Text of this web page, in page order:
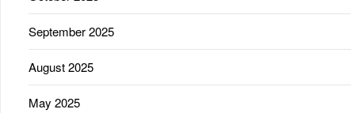
September 2025
August 2025
May 2025